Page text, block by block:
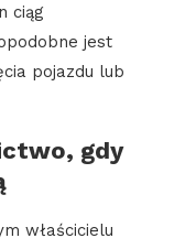
ciąg
jest
pojazdu lub
gdy
właścicielu